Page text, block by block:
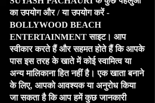
का उपयोग और / या उपयोग करें -
BOLLYWOOD BEACH
ENTERTAINMENT साइट। आप
स्वीकार करते हैं और सहमत होते हैं कि आपके
पास इस तरह के खाते में कोई स्वामित्व या
अन्य मालिकाना हित नहीं है। एक खाता बनाने
के लिए, आपको आवश्यक या अनुरोध किया
जा सकता है कि आप हमें कुछ जानकारी